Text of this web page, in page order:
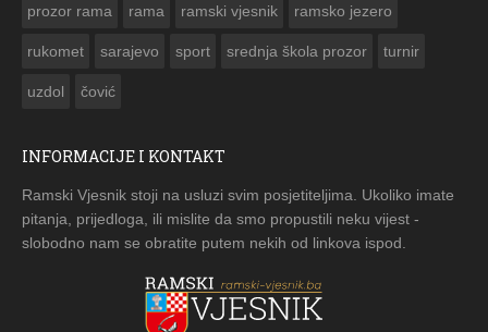
prozor rama rama ramski vjesnik ramsko jezero
rukomet sarajevo sport srednja škola prozor turnir
uzdol čović
INFORMACIJE I KONTAKT
Ramski Vjesnik stoji na usluzi svim posjetiteljima. Ukoliko imate
pitanja, prijedloga, ili mislite da smo propustili neku vijest -
slobodno nam se obratite putem nekih od linkova ispod.